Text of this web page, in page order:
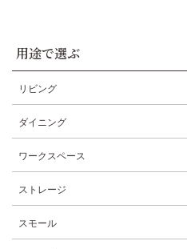
用途で選ぶ
リビング
ダイニング
ワークスペース
ストレージ
スモール